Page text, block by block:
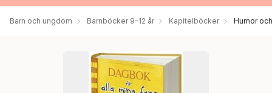
Barn och ungdom Barnböcker 9-12 år Kapitelböcker Humor